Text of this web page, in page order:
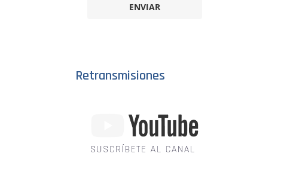
ENVIAR
Retransmisiones